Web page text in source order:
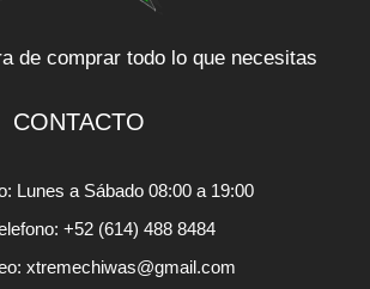
de comprar todo lo que necesitas
CONTACTO
Lunes a Sábado 08:00 a 19:00
+52 (614) 488 8484
xtremechiwas@gmail.com